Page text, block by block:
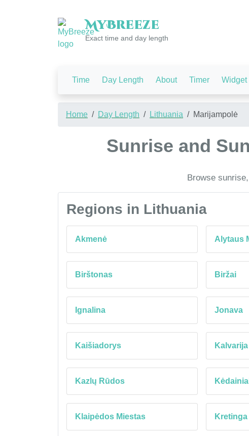
MyBreeze
Exact time and day length
Time Day Length About Timer Widget
Home Day Length Lithuania Marijampolė
Sunrise and
Browse
Regions in Lithuania
Akmenė Alytaus
Birštonas Biržai
Ignalina Jonava
Kaišiadorys Kalvarija
Kazlų Rūdos
Klaipėdos Miestas Kretinga